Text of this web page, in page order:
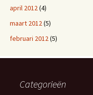
april 2012(4)
maart 2012(5)
februari 2012(5)
Categorieën